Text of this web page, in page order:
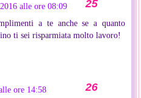
alle ore 08:09
a te anche se a quanto
ti sei risparmiata molto lavoro!
ore 14:58